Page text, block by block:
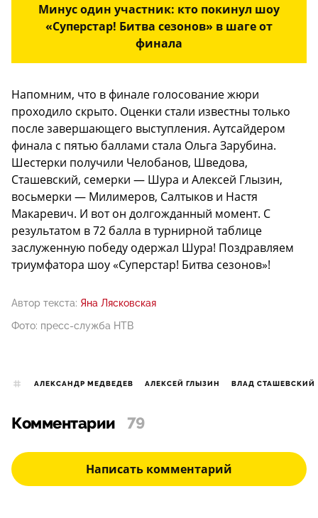
Минус один участник: кто покинул шоу
«Суперстар! Битва сезонов» в шаге от
финала
Напомним, что в финале голосование жюри
проходило скрыто. Оценки стали известны только
после завершающего выступления. Аутсайдером
финала с пятью баллами стала Ольга Зарубина.
Шестерки получили Челобанов, Шведова,
Сташевский, семерки — Шура и Алексей Глызин,
восьмерки — Милимеров, Салтыков и Настя
Макаревич. И вот он долгожданный момент. С
результатом в 72 балла в турнирной таблице
заслуженную победу одержал Шура! Поздравляем
триумфатора шоу «Суперстар! Битва сезонов»!
Автор текста: Яна Лясковская
Фото: пресс-служба НТВ
АЛЕКСАНДР МЕДВЕДЕВ АЛЕКСЕЙ ГЛЫЗИН ВЛАД СТАШЕВСКИЙ
Комментарии 79
Написать комментарий